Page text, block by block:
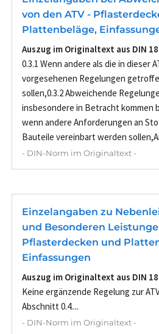
von den ATV -
Plattenbeläge,
Auszug im Originaltext aus DIN
0.3.1 Wenn andere als die in dieser
vorgesehenen Regelungen
sollen,0.3.2 Abweichende
insbesondere in Betracht kommen
wenn andere Anforderungen an
Bauteile vereinbart werden
- DIN-Norm im Originaltext -
Einzelangaben zu
und Besonderen
Pflasterdecken und
Einfassungen
Auszug im Originaltext aus DIN
Keine ergänzende Regelung zur
Abschnitt 0.4....
- DIN-Norm im Originaltext -